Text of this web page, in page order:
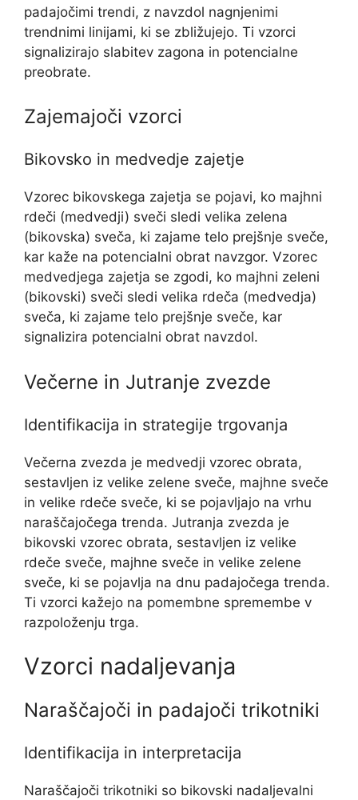
padajočimi trendi, z navzdol nagnjenimi
trendnimi linijami, ki se zbližujejo. Ti vzorci
signalizirajo slabitev zagona in potencialne
preobrate.
Zajemajoči vzorci
Bikovsko in medvedje zajetje
Vzorec bikovskega zajetja se pojavi, ko majhni
rdeči (medvedji) sveči sledi velika zelena
(bikovska) sveča, ki zajame telo prejšnje sveče,
kar kaže na potencialni obrat navzgor. Vzorec
medvedjega zajetja se zgodi, ko majhni zeleni
(bikovski) sveči sledi velika rdeča (medvedja)
sveča, ki zajame telo prejšnje sveče, kar
signalizira potencialni obrat navzdol.
Večerne in Jutranje zvezde
Identifikacija in strategije trgovanja
Večerna zvezda je medvedji vzorec obrata,
sestavljen iz velike zelene sveče, majhne sveče
in velike rdeče sveče, ki se pojavljajo na vrhu
naraščajočega trenda. Jutranja zvezda je
bikovski vzorec obrata, sestavljen iz velike
rdeče sveče, majhne sveče in velike zelene
sveče, ki se pojavlja na dnu padajočega trenda.
Ti vzorci kažejo na pomembne spremembe v
razpoloženju trga.
Vzorci nadaljevanja
Naraščajoči in padajoči trikotniki
Identifikacija in interpretacija
Naraščajoči trikotniki so bikovski nadaljevalni